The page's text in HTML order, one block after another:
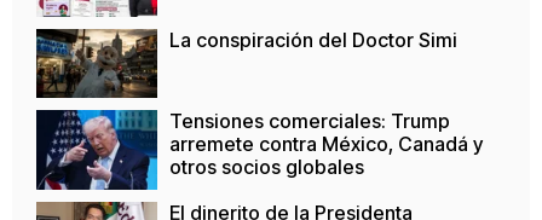
La conspiración del Doctor Simi
Tensiones comerciales: Trump
arremete contra México, Canadá y
otros socios globales
El dinerito de la Presidenta